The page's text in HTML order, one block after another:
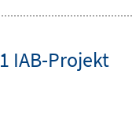
1 IAB-Projekt